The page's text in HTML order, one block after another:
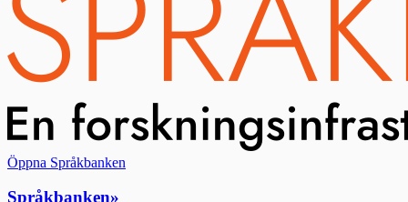
Öppna Språkbanken
Språkbanken»